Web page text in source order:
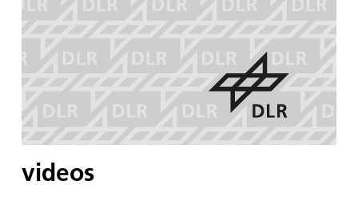
videos